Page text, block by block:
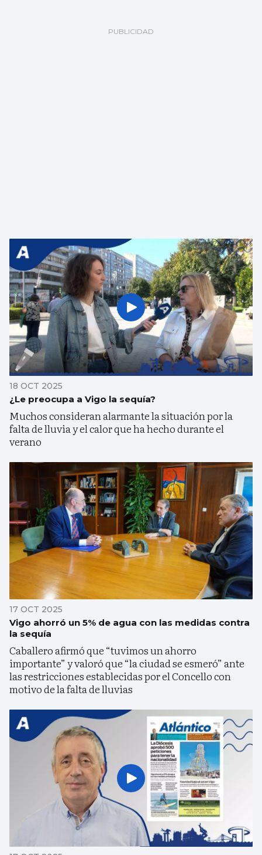
18 OCT 2025
¿Le preocupa a Vigo la sequía?
Muchos consideran alarmante la situación por la
falta de lluvia y el calor que ha hecho durante el
verano
17 OCT 2025
Vigo ahorró un 5% de agua con las medidas contra
la sequía
Caballero afirmó que “tuvimos un ahorro
importante” y valoró que “la ciudad se esmeró” ante
las restricciones establecidas por el Concello con
motivo de la falta de lluvias